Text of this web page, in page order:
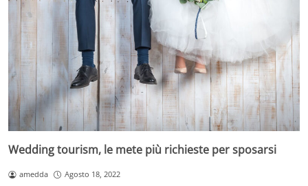
Wedding tourism, le mete più richieste per sposarsi
amedda Agosto 18, 2022